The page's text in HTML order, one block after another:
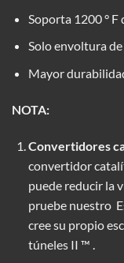
Soporta 1200 °
Solo envoltura
Mayor
NOTA:
Convertidores
convertidor
puede reducir la
pruebe nuestro
cree su propio
túneles II ™